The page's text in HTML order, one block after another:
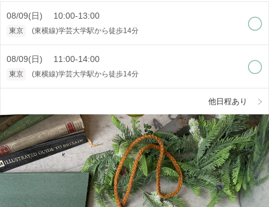
08/09(日) 10:00-13:00
東京 (東横線)学芸大学駅から徒歩14分
08/09(日) 11:00-14:00
東京 (東横線)学芸大学駅から徒歩14分
他日程あり